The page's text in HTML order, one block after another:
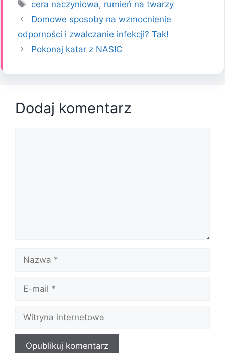
Tagi
cera naczyniowa, rumień na twarzy
Domowe sposoby na wzmocnienie
odporności i zwalczanie infekcji? Tak!
Pokonaj katar z NASIC
Dodaj komentarz
Nazwa
Witryna
internetowa